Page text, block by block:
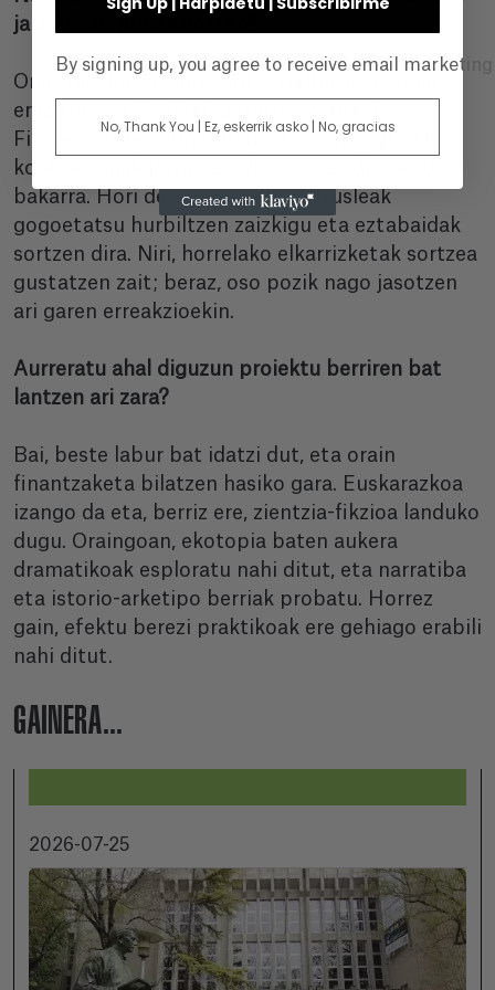
jaialdi edo proiekzioetan?
Ona izan dela esango nuke. Helburua gogoeta
eragitea eta ikusleak gozatu araztea da.
Filmaren tonua umoretsua den arren, gizakien
kontraesanak jorratzen ditu, eta ez du mezu
bakarra. Hori dela eta, askotan ikusleak
gogoetatsu hurbiltzen zaizkigu eta eztabaidak
sortzen dira. Niri, horrelako elkarrizketak sortzea
gustatzen zait; beraz, oso pozik nago jasotzen
ari garen erreakzioekin.
Aurreratu ahal diguzun proiektu berriren bat
lantzen ari zara?
Bai, beste labur bat idatzi dut, eta orain
finantzaketa bilatzen hasiko gara. Euskarazkoa
izango da eta, berriz ere, zientzia-fikzioa landuko
dugu. Oraingoan, ekotopia baten aukera
dramatikoak esploratu nahi ditut, eta narratiba
eta istorio-arketipo berriak probatu. Horrez
gain, efektu berezi praktikoak ere gehiago erabili
nahi ditut.
GAINERA...
2026-07-25
By signing up, you agree to receive email
No, Thank You | Ez, eskerrik asko | No, gracias